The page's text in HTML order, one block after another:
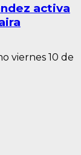
activa
viernes 10 de